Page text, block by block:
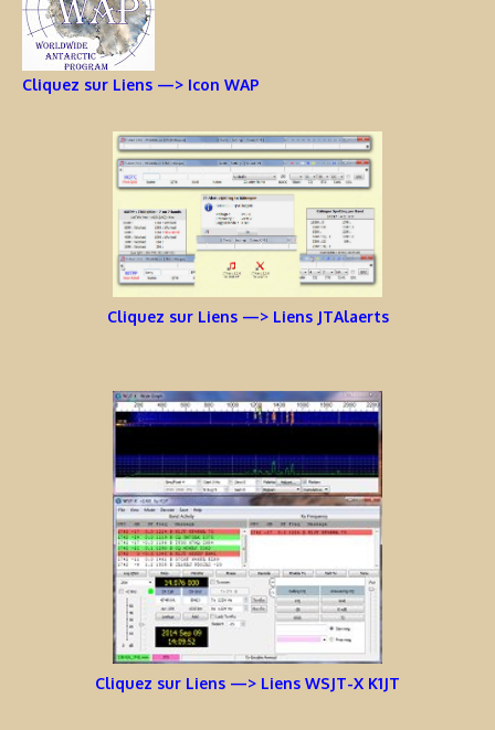
Cliquez sur Liens —> Icon WAP
Cliquez sur Liens —> Liens JTAlaerts
Cliquez sur Liens —> Liens WSJT-X K1JT